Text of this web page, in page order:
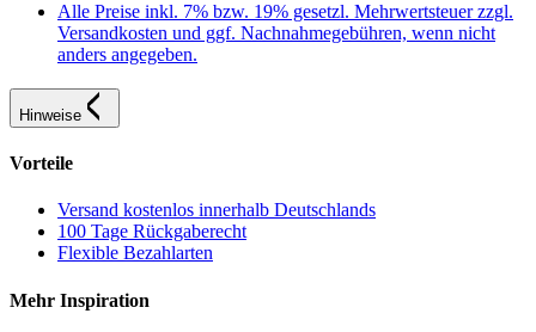
Alle Preise inkl. 7% bzw. 19% gesetzl. Mehrwertsteuer zzgl.
Versandkosten und ggf. Nachnahmegebühren, wenn nicht
anders angegeben.
Hinweise
Vorteile
Versand kostenlos innerhalb Deutschlands
100 Tage Rückgaberecht
Flexible Bezahlarten
Mehr Inspiration